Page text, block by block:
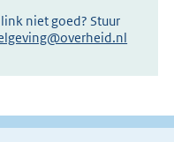
niet goed? Stuur